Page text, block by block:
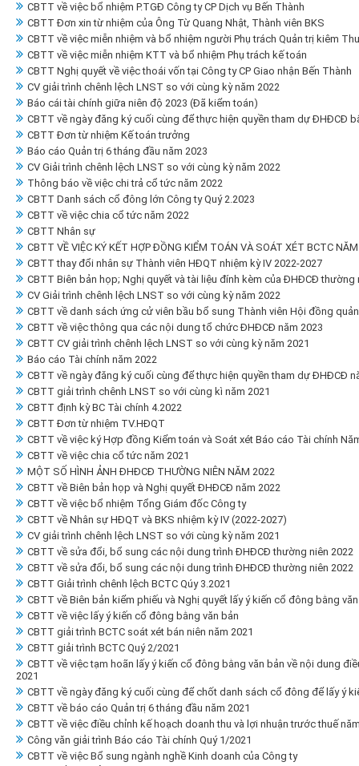
CBTT về việc bổ nhiệm P.TGĐ Công ty CP Dịch vụ Bến Thành
CBTT Đơn xin từ nhiệm của Ông Từ Quang Nhật, Thành viên BKS
CBTT về việc miễn nhiệm và bổ nhiệm người Phụ trách Quản trị kiêm
CBTT về việc miễn nhiệm KTT và bổ nhiệm Phụ trách kế toán
CBTT Nghị quyết về việc thoái vốn tại Công ty CP Giao nhận Bến Thành
CV giải trình chênh lệch LNST so với cùng kỳ năm 2022
Báo cái tài chính giữa niên độ 2023 (Đã kiểm toán)
CBTT về ngày đăng ký cuối cùng để thực hiện quyền tham dự ĐHĐCĐ
CBTT Đơn từ nhiệm Kế toán trưởng
Báo cáo Quản trị 6 tháng đầu năm 2023
CV Giải trình chênh lệch LNST so với cùng kỳ năm 2022
Thông báo về việc chi trả cổ tức năm 2022
CBTT Danh sách cổ đông lớn Công ty Quý 2.2023
CBTT về việc chia cổ tức năm 2022
CBTT Nhân sự
CBTT VỀ VIỆC KÝ KẾT HỢP ĐỒNG KIỂM TOÁN VÀ SOÁT XÉT BCTC
CBTT thay đổi nhân sự Thành viên HĐQT nhiệm kỳ IV 2022-2027
CBTT Biên bản họp; Nghị quyết và tài liệu đính kèm của ĐHĐCĐ thường
CV Giải trình chênh lệch LNST so với cùng kỳ năm 2022
CBTT về danh sách ứng cử viên bầu bổ sung Thành viên Hội đồng
CBTT về việc thông qua các nội dung tổ chức ĐHĐCĐ năm 2023
CBTT CV giải trình chênh lệch LNST so với cùng kỳ năm 2021
Báo cáo Tài chính năm 2022
CBTT về ngày đăng ký cuối cùng để thực hiện quyền tham dự ĐHĐCĐ
CBTT giải trình chênh LNST so với cùng kì năm 2021
CBTT định kỳ BC Tài chính 4.2022
CBTT Đơn từ nhiệm TV.HĐQT
CBTT về việc ký Hợp đồng Kiểm toán và Soát xét Báo cáo Tài chính
CBTT về việc chia cổ tức năm 2021
MỘT SỐ HÌNH ẢNH ĐHĐCĐ THƯỜNG NIÊN NĂM 2022
CBTT về Biên bản họp và Nghị quyết ĐHĐCĐ năm 2022
CBTT về việc bổ nhiệm Tổng Giám đốc Công ty
CBTT về Nhân sự HĐQT và BKS nhiệm kỳ IV (2022-2027)
CV giải trình chênh lệch LNST so với cùng kỳ năm 2021
CBTT về sửa đổi, bổ sung các nội dung trình ĐHĐCĐ thường niên 2022
CBTT về sửa đổi, bổ sung các nội dung trình ĐHĐCĐ thường niên 2022
CBTT Giải trình chênh lệch BCTC Qúy 3.2021
CBTT về Biên bản kiểm phiếu và Nghị quyết lấy ý kiến cổ đông bằng
CBTT về việc lấy ý kiến cổ đông bằng văn bản
CBTT giải trình BCTC soát xét bán niên năm 2021
CBTT giải trình BCTC Quý 2/2021
CBTT về việc tạm hoãn lấy ý kiến cổ đông bằng văn bản về nội dung
2021
CBTT về ngày đăng ký cuối cùng để chốt danh sách cổ đông để lấy ý
CBTT về báo cáo Quản trị 6 tháng đầu năm 2021
CBTT về việc điều chỉnh kế hoạch doanh thu và lợi nhuận trước thuế
Công văn giải trình Báo cáo Tài chính Quý 1/2021
CBTT về việc Bổ sung ngành nghề Kinh doanh của Công ty